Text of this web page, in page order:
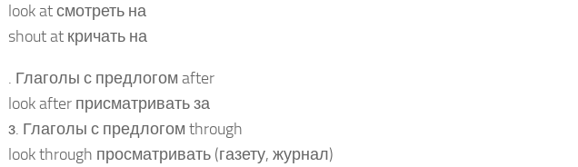
look at смотреть на
shout at кричать на
. Глаголы с предлогом after
look after присматривать за
з. Глаголы с предлогом through
look through просматривать (газету, журнал)